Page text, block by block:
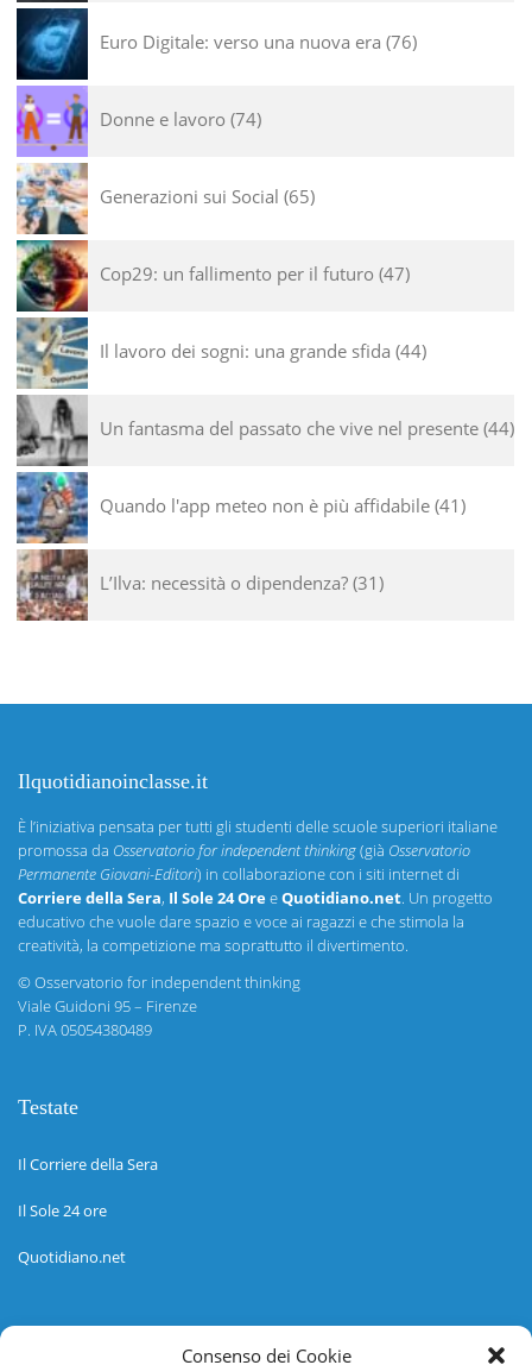
Consenso dei Cookie
Euro Digitale: verso una nuova era 76
Donne e lavoro 74
Generazioni sui Social 65
Cop29: un fallimento per il futuro 47
Il lavoro dei sogni: una grande sfida 44
Un fantasma del passato che vive nel presente 44
Quando l'app meteo non è più affidabile 41
L’Ilva: necessità o dipendenza? 31
Ilquotidianoinclasse.it
È l’iniziativa pensata per tutti gli studenti delle scuole superiori italiane
promossa da Osservatorio for independent thinking(già Osservatorio
Permanente Giovani-Editori) in collaborazione con i siti internet di
Corriere della Sera, Il Sole 24 OreeQuotidiano.net. Un progetto
educativo che vuole dare spazio e voce ai ragazzi e che stimola la
creatività, la competizione ma soprattutto il divertimento.
©Osservatorio for independent thinking
Viale Guidoni 95 – Firenze
P. IVA 05054380489
Testate
Il Corriere della Sera
Il Sole 24 ore
Quotidiano.net
Informazioni